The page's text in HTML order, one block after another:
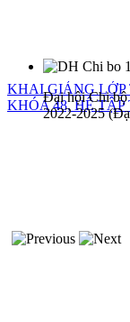
KHAI GIẢNG
KHÓA 48, HỆ TẬP
Đại hội Chi bộ
2022-2025